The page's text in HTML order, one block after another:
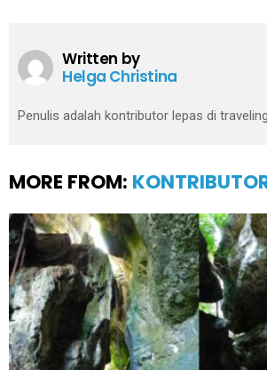
Written by
Helga Christina
Penulis adalah kontributor lepas di
MORE FROM: